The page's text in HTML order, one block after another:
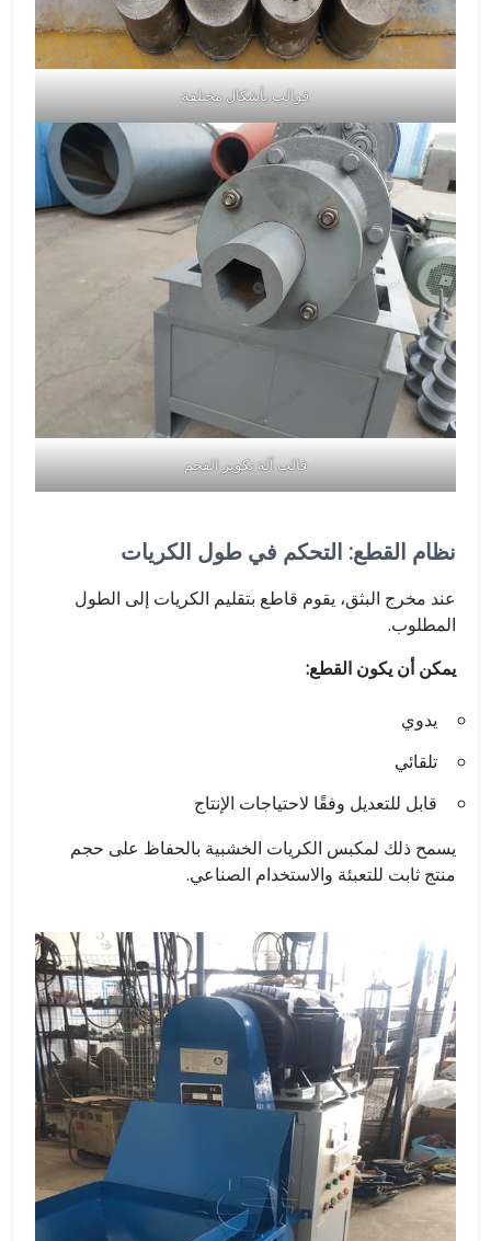
قوالب بأشكال مختلفة
قالب آلة تكوير الفحم
نظام القطع: التحكم في طول الكريات
عند مخرج البثق، يقوم قاطع بتقليم الكريات إلى الطول
المطلوب.
يمكن أن يكون القطع:
يدوي
تلقائي
قابل للتعديل وفقًا لاحتياجات الإنتاج
يسمح ذلك لمكبس الكريات الخشبية بالحفاظ على حجم
منتج ثابت للتعبئة والاستخدام الصناعي.